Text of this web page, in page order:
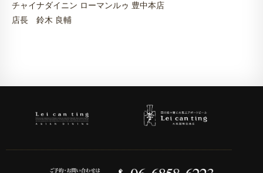
チャイナダイニン ローマンルゥ 豊中本店
店長 鈴木 良輔